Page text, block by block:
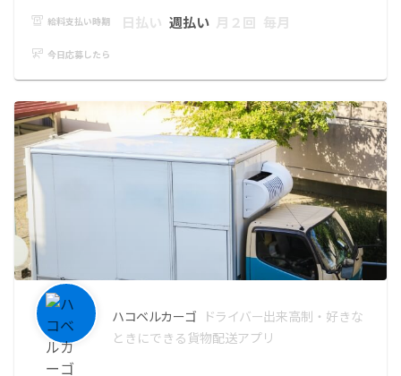
給料支払い時期 日払い 週払い 月２回 毎月
今日応募したら
ハコベルカーゴ ドライバー出来高制・好きな
ときにできる貨物配送アプリ